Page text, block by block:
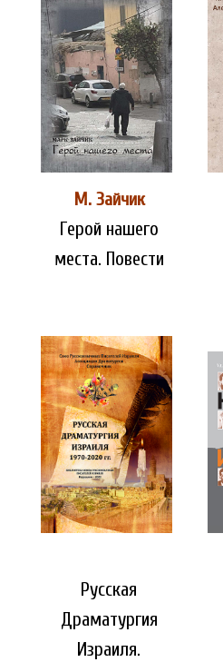
М. Зайчик
Герой нашего
места. Повести
Русская
Драматургия
Израиля.